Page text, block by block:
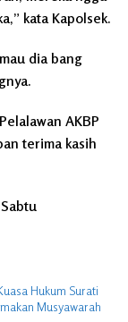
kata Kapolsek.
dia bang
AKBP
terima kasih
Hukum Surati
Musyawarah